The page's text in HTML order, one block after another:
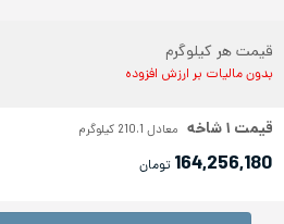
قیمت هر کیلوگرم
بدون مالیات بر ارزش افزوده
قیمت ۱شاخه معادل 210.1 کیلوگرم
164,256,180 تومان